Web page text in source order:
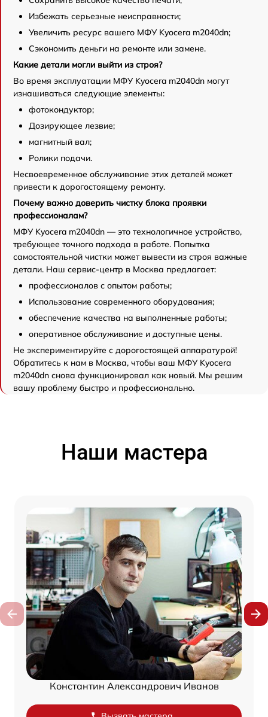
Избежать серьезные неисправности;
Увеличить ресурс вашего МФУ Kyocera m2040dn;
Сэкономить деньги на ремонте или замене.
Какие детали могли выйти из строя?
Во время эксплуатации МФУ Kyocera m2040dn могут
изнашиваться следующие элементы:
фотокондуктор;
Дозирующее лезвие;
магнитный вал;
Ролики подачи.
Несвоевременное обслуживание этих деталей может
привести к дорогостоящему ремонту.
Почему важно доверить чистку блока проявки
профессионалам?
МФУ Kyocera m2040dn — это технологичное устройство,
требующее точного подхода в работе. Попытка
самостоятельной чистки может вывести из строя важные
детали. Наш сервис-центр в Москва предлагает:
профессионалов с опытом работы;
Использование современного оборудования;
обеспечение качества на выполненные работы;
оперативное обслуживание и доступные цены.
Не экспериментируйте с дорогостоящей аппаратурой!
Обратитесь к нам в Москва, чтобы ваш МФУ Kyocera
m2040dn снова функционировал как новый. Мы решим
вашу проблему быстро и профессионально.
Наши мастера
Константин Александрович Иванов